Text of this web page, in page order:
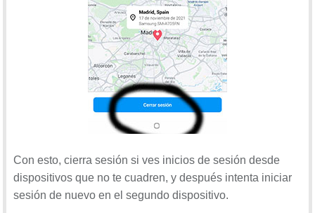
Con esto, cierra sesión si ves inicios de sesión desde
dispositivos que no te cuadren, y después intenta iniciar
sesión de nuevo en el segundo dispositivo.